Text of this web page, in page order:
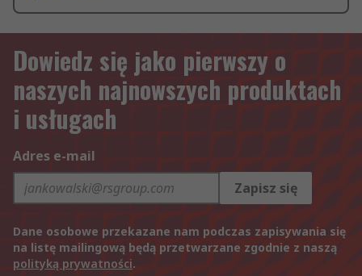
Dowiedz się jako pierwszy o
naszych najnowszych produktach
i usługach
Adres e-mail
Zapisz się
Dane osobowe przekazane nam podczas zapisywania się
na listę mailingową będą przetwarzane zgodnie z naszą
polityką prywatności.